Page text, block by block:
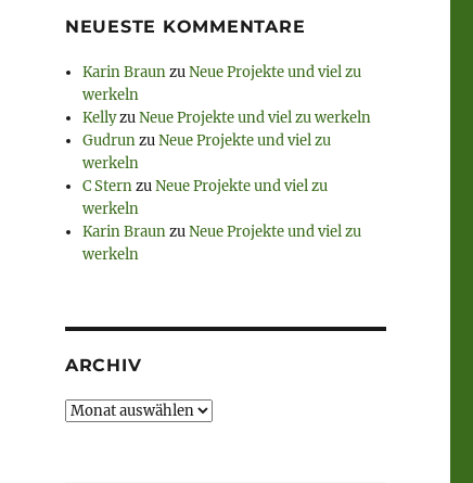
NEUESTE KOMMENTARE
Karin BraunzuNeue Projekte und viel zu
werkeln
KellyzuNeue Projekte und viel zu werkeln
GudrunzuNeue Projekte und viel zu
werkeln
C SternzuNeue Projekte und viel zu
werkeln
Karin BraunzuNeue Projekte und viel zu
werkeln
ARCHIV
Archiv